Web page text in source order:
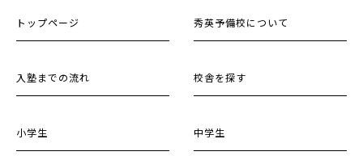
トップページ 秀英予備校について
入塾までの流れ 校舎を探す
小学生 中学生